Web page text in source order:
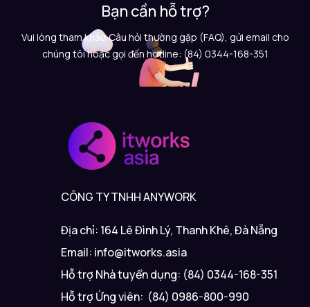
Bạn cần hỗ trợ?
Vui lòng tham khảo Câu hỏi thường gặp (FAQ), gửi email cho
chúng tôi hoặc gọi đến hotline: (84) 0344-168-351
CÔNG TY TNHH ANYWORK
Địa chỉ: 164 Lê Đình Lý, Thanh Khê, Đà Nẵng
Email: info@itworks.asia
Hỗ trợ Nhà tuyển dụng: (84) 0344-168-351
Hỗ trợ Ứng viên: (84) 0986-800-990